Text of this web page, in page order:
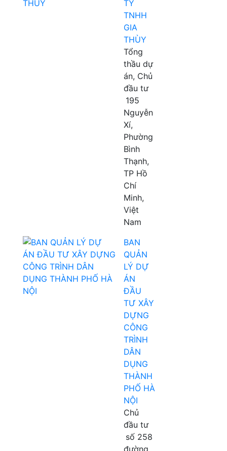
TY
TNHH
GIA
THÙY
Tổng
thầu dự
án, Chủ
đầu tư
195
Nguyễn
Xí,
Phường
Bình
Thạnh,
TP Hồ
Chí
Minh,
Việt
Nam
BAN
QUẢN
LÝ DỰ
ÁN
ĐẦU
TƯ XÂY
DỰNG
CÔNG
TRÌNH
DÂN
DỤNG
THÀNH
PHỐ HÀ
NỘI
Chủ
đầu tư
số 258
đường